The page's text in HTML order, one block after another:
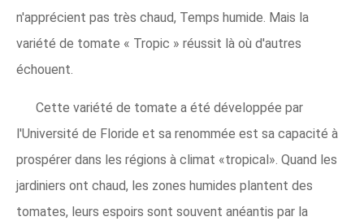
n'apprécient pas très chaud, Temps humide. Mais la
variété de tomate « Tropic » réussit là où d'autres
échouent.
Cette variété de tomate a été développée par
l'Université de Floride et sa renommée est sa capacité à
prospérer dans les régions à climat «tropical». Quand les
jardiniers ont chaud, les zones humides plantent des
tomates, leurs espoirs sont souvent anéantis par la